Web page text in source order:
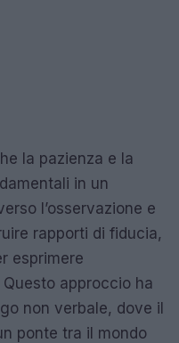
la pazienza e la
in un
l’osservazione e
rapporti di fiducia,
esprimere
approccio ha
non verbale, dove il
ponte tra il mondo